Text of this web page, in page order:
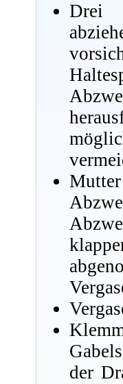
Drei
der